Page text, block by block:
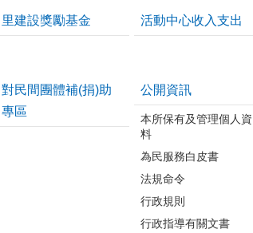
里建設獎勵基金 活動中心收入支出
對民間團體補(捐)助
專區
公開資訊
本所保有及管理個人資
料
為民服務白皮書
法規命令
行政規則
行政指導有關文書